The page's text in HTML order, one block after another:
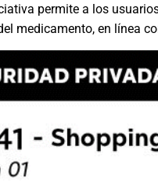
permite a los
medicamento, en línea